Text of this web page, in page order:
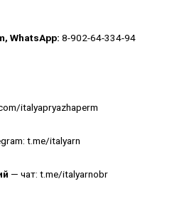
WhatsApp: 8-902-64-334-94
italyapryazhaperm
t.me/italyarn
— чат: t.me/italyarnobr